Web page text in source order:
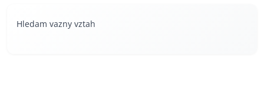
Hledam vazny vztah